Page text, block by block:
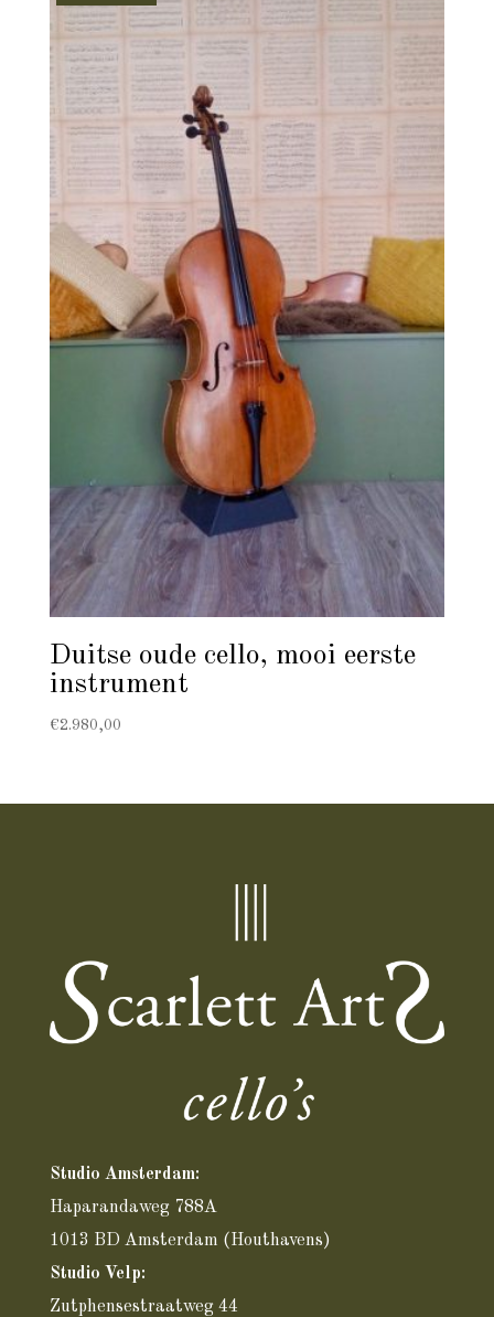
Duitse oude cello, mooi eerste
instrument
€2.980,00
Studio Amsterdam:
Haparandaweg 788A
1013 BD Amsterdam (Houthavens)
Studio Velp:
Zutphensestraatweg 44